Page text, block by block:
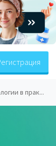
в прак...